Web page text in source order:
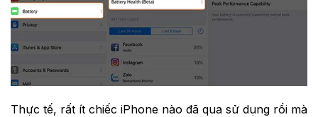
Thực tế, rất ít chiếc iPhone nào đã qua sử dụng rồi mà